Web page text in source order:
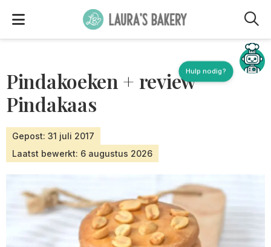
Pindakoeken + review
Pindakaas
Gepost: 31 juli 2017
Laatst bewerkt: 6 augustus 2026
Hulp nodig?